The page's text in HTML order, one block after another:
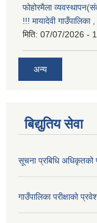
फोहोरमैला
!!! मायादेवी गाउँपालिका
मिति: 07/07/2026 -
अन्य
बिद्युतिय सेवा
सूचना प्रबिधि
गाउँपालिका परीक्षाको